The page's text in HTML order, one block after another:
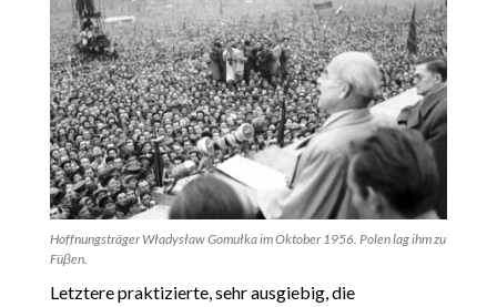
Hoffnungsträger Władysław Gomułka im Oktober 1956. Polen lag ihm zu
Füβen.
Letztere praktizierte, sehr ausgiebig, die